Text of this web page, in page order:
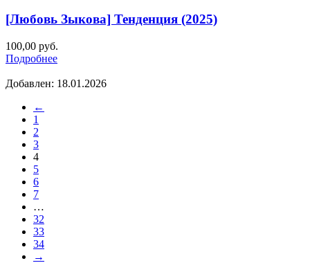
[Любовь Зыкова] Тенденция (2025)
100,00 руб.
Подробнее
Добавлен: 18.01.2026
←
1
2
3
4
5
6
7
…
32
33
34
→